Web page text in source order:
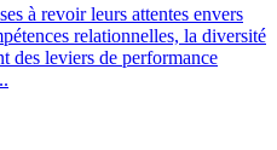
à revoir leurs attentes envers
relationnelles, la diversité
des leviers de performance